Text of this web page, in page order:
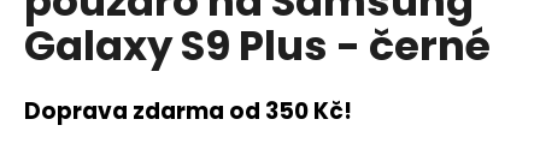
5
hvězdiček.
Galaxy S9 Plus - černé
Doprava zdarma od 350 Kč!
HLEDAT